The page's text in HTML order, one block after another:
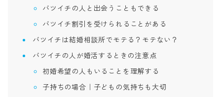
バツイチの人と出会うこともできる
バツイチ割引を受けられることがある
バツイチは結婚相談所でモテる？モテない？
バツイチの人が婚活するときの注意点
初婚希望の人もいることを理解する
子持ちの場合｜子どもの気持ちも大切